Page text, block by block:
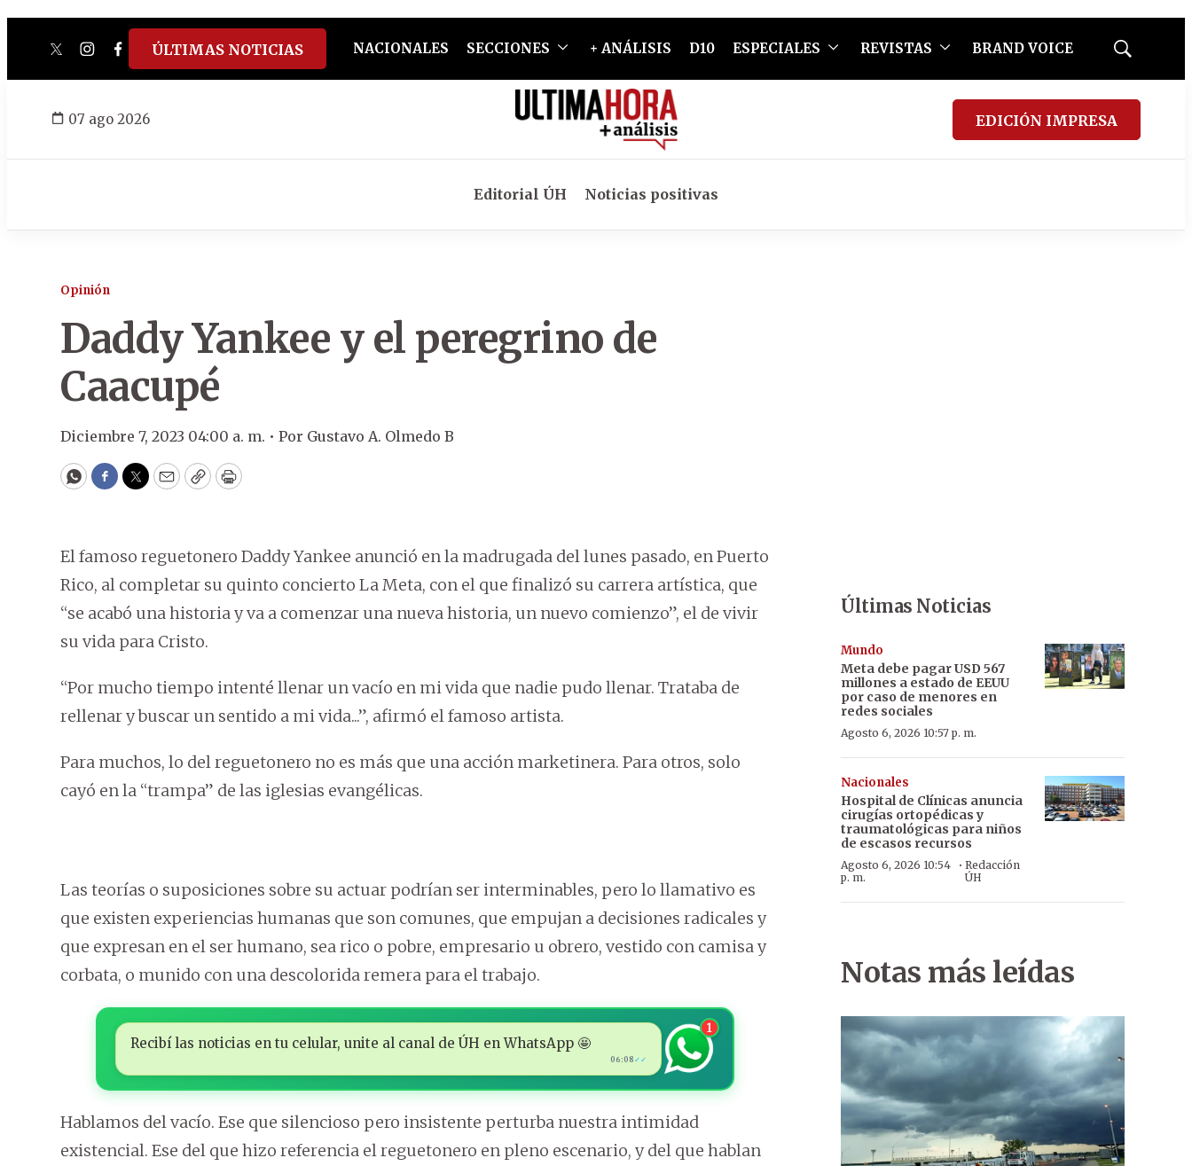
twitterinstagram
facebook
tiktokyoutube
spotify
ÚLTIMAS NOTICIAS NACIONALES SECCIONES + ANÁLISIS D10 ESPECIALES REVISTAS BRAND VOICE
Mostrar
07 ago 2026 EDICIÓN IMPRESA
Editorial ÚH Noticias positivas
Opinión
Daddy Yankee y el peregrino de
Caacupé
Diciembre 7, 2023 04:00 a. m. • Por Gustavo A. Olmedo B
WhatsApp
Facebook
Twitter
EmailCopyPrint
El famoso reguetonero Daddy Yankee anunció en la madrugada del lunes pasado, en Puerto
Rico, al completar su quinto concierto La Meta, con el que finalizó su carrera artística, que
“se acabó una historia y va a comenzar una nueva historia, un nuevo comienzo”, el de vivir
su vida para Cristo.
“Por mucho tiempo intenté llenar un vacío en mi vida que nadie pudo llenar. Trataba de
rellenar y buscar un sentido a mi vida...”, afirmó el famoso artista.
Para muchos, lo del reguetonero no es más que una acción marketinera. Para otros, solo
cayó en la “trampa” de las iglesias evangélicas.
Las teorías o suposiciones sobre su actuar podrían ser interminables, pero lo llamativo es
que existen experiencias humanas que son comunes, que empujan a decisiones radicales y
que expresan en el ser humano, sea rico o pobre, empresario u obrero, vestido con camisa y
corbata, o munido con una descolorida remera para el trabajo.
Recibí las noticias en tu celular, unite al canal de ÚH en WhatsApp 🤩
06:08 ✓✓
1
Hablamos del vacío. Ese que silencioso pero insistente perturba nuestra intimidad
existencial. Ese del que hizo referencia el reguetonero en pleno escenario, y del que hablan
Últimas Noticias
Mundo
Meta debe pagar USD 567
millones a estado de EEUU
por caso de menores en
redes sociales
Agosto 6, 2026 10:57 p. m.
Nacionales
Hospital de Clínicas anuncia
cirugías ortopédicas y
traumatológicas para niños
de escasos recursos
Agosto 6, 2026 10:54
p. m.
· Redacción
ÚH
Notas más leídas